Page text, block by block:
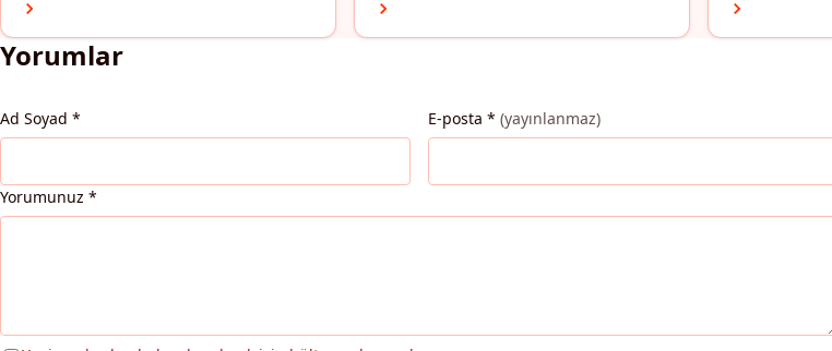
Yorumlar
Ad Soyad * E-posta * (yayınlanmaz)
Yorumunuz *